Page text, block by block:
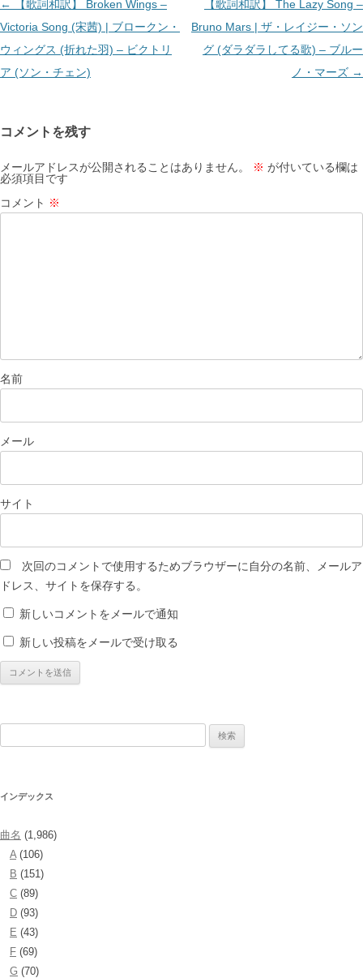
投
稿
ナ
ビ
シ
ョ
ン
←
【歌詞和訳】 Broken Wings –
Victoria Song (宋茜) | ブロークン・
ウィングス (折れた羽) – ビクトリ
ア (ソン・チェン)
【歌詞和訳】 The Lazy Song –
Bruno Mars | ザ・レイジー・ソン
グ (ダラダラしてる歌) – ブルー
ノ・マーズ →
コメントを残す
メールアドレスが公開されることはありません。 ※ が付いている欄は
必須項目です
コメント ※
名前
メール
サイト
次回のコメントで使用するためブラウザーに自分の名前、メールア
ドレス、サイトを保存する。
新しいコメントをメールで通知
新しい投稿をメールで受け取る
インデックス
曲名 (1,986)
A(106)
B (151)
C (89)
D (93)
E (43)
F (69)
G (70)